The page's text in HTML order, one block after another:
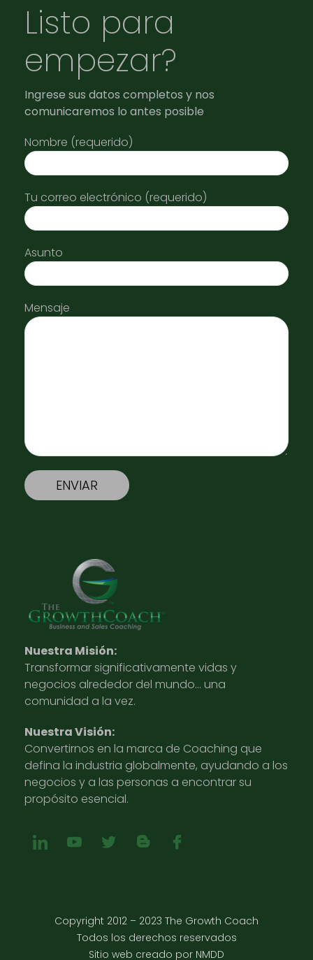
Listo para
empezar?
Ingrese sus datos completos y nos
comunicaremos lo antes posible
Nombre (requerido)
Tu correo electrónico (requerido)
Asunto
Mensaje
Nuestra Misión:
Transformar significativamente vidas y
negocios alrededor del mundo… una
comunidad a la vez.
Nuestra Visión:
Convertirnos en la marca de Coaching que
defina la industria globalmente, ayudando a los
negocios y a las personas a encontrar su
propósito esencial.
Copyright 2012 – 2023 The Growth Coach
Todos los derechos reservados
Sitio web creado por NMDD